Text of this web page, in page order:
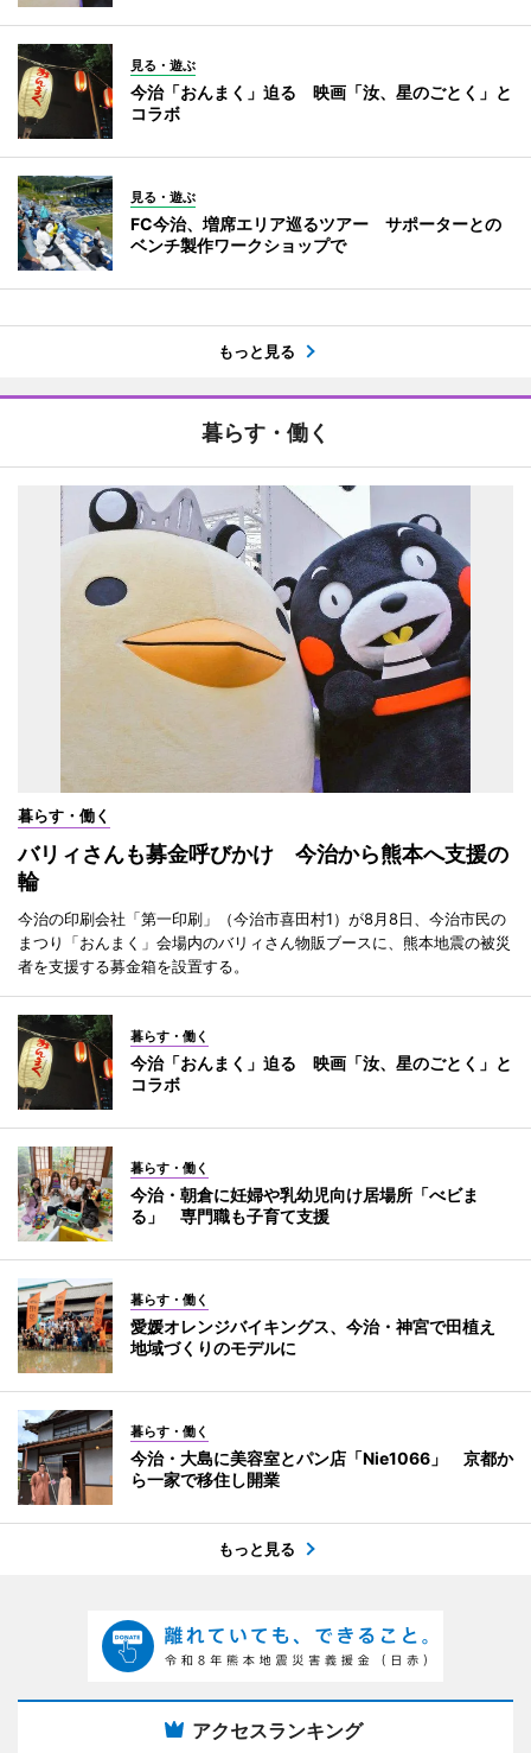
見る・遊ぶ
今治「おんまく」迫る 映画「汝、星のごとく」と
コラボ
見る・遊ぶ
FC今治、増席エリア巡るツアー サポーターとの
ベンチ製作ワークショップで
もっと見る
暮らす・働く
暮らす・働く
バリィさんも募金呼びかけ 今治から熊本へ支援の
輪
今治の印刷会社「第一印刷」（今治市喜田村1）が8月8日、今治市民の
まつり「おんまく」会場内のバリィさん物販ブースに、熊本地震の被災
者を支援する募金箱を設置する。
暮らす・働く
今治「おんまく」迫る 映画「汝、星のごとく」と
コラボ
暮らす・働く
今治・朝倉に妊婦や乳幼児向け居場所「べビま
る」 専門職も子育て支援
暮らす・働く
愛媛オレンジバイキングス、今治・神宮で田植え
地域づくりのモデルに
暮らす・働く
今治・大島に美容室とパン店「Nie1066」 京都か
ら一家で移住し開業
もっと見る
アクセスランキング